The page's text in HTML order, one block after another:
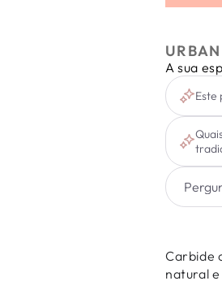
Prep.
Grão
Médio
A sua
Este
Carbide
natural